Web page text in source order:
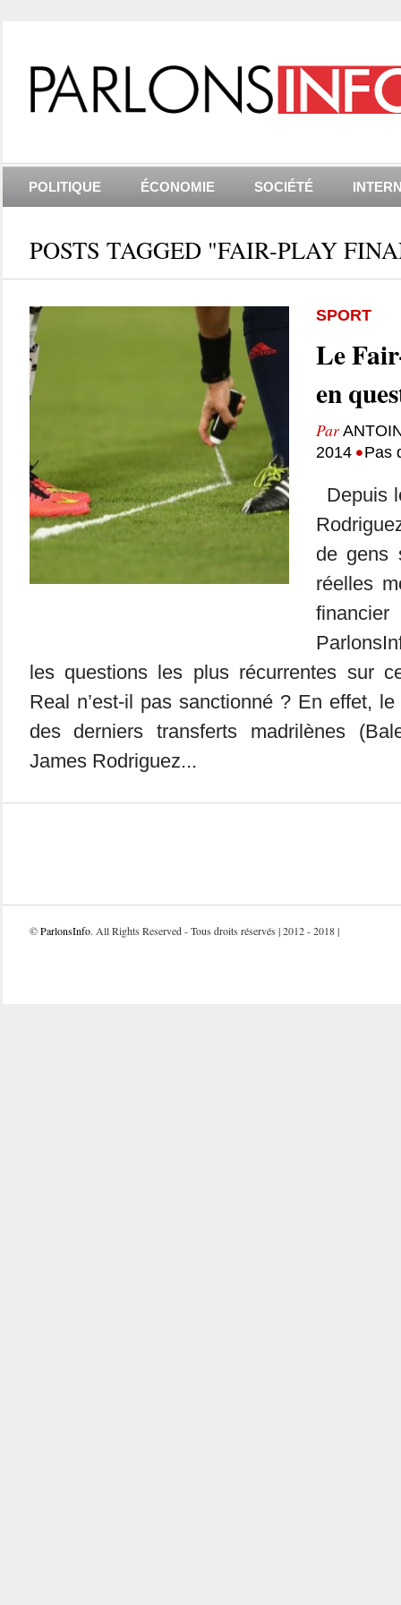
POLITIQUE ÉCONOMIE SOCIÉTÉ
POSTS TAGGED "FAIR-PLAY
SPORT
Le
en
Par
2014 •Pas
Depuis
de gens
réelles
les questions les plus récurrentes sur
Real n’est-il pas sanctionné ? En effet,
des derniers transferts madrilènes
James Rodriguez...
©ParlonsInfo. All Rights Reserved - Tous droits réservés | 2012 - 2018 |